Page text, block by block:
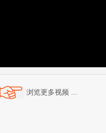
浏览更多视频 ...